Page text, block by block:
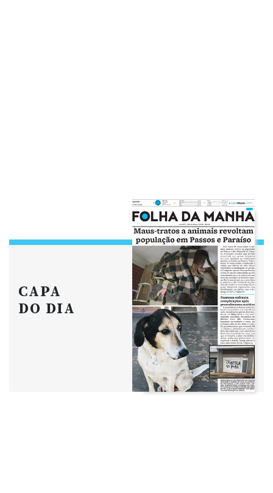
CAPA
DO DIA